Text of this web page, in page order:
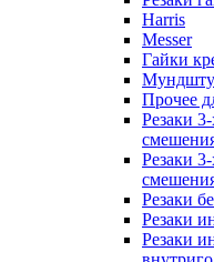
Harris
Messer
Гайки
Прочее
Резаки
Резаки
Резаки
Резаки
Резаки